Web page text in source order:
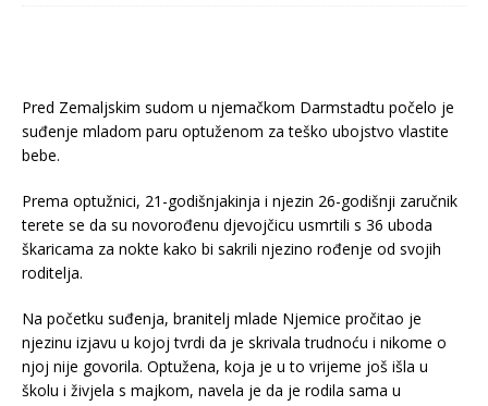
Pred Zemaljskim sudom u njemačkom Darmstadtu počelo je
suđenje mladom paru optuženom za teško ubojstvo vlastite
bebe.
Prema optužnici, 21-godišnjakinja i njezin 26-godišnji zaručnik
terete se da su novorođenu djevojčicu usmrtili s 36 uboda
škaricama za nokte kako bi sakrili njezino rođenje od svojih
roditelja.
Na početku suđenja, branitelj mlade Njemice pročitao je
njezinu izjavu u kojoj tvrdi da je skrivala trudnoću i nikome o
njoj nije govorila. Optužena, koja je u to vrijeme još išla u
školu i živjela s majkom, navela je da je rodila sama u